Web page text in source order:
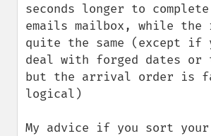
seconds longer to
emails mailbox, while the
quite the same (except if
deal with forged dates or
but the arrival order is
logical)
My advice if you sort your